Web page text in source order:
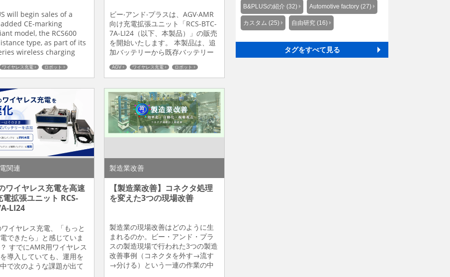
Wireless Power
System for
Equipment
will begin sales of a
CE-marking
model, the RCS600
type, as part of its
wireless charging
achieved cumu...
ワイヤレス充電
ロボット
ビー‧アンド‧プラスは、AGV‧AMR
向け充電拡張ユニット「RCS-BTC-
7A-LI24（以下、本製品）」の販売
を開始いたします。 本製品は、追
加バッテリーから既存バッテリー
トです。急速充電に対応したバッ
テリーを組み合わせることで、実
質的なバッテリー容量の拡張と効
率的な電⼒供給を実現し、稼働時
間の延⻑と充電時間の短縮を同時
に実現します。 ■開発背景 当社は
これまでワ...
AGV ワイヤレス充電
ロボット
関連
ワイヤレス充電を高速
電拡張ユニット RCS-
LI24
イヤレス充電、「もっと
できたら」と感じていま
すでにAMR用ワイヤレス
導入していても、運用を
で次のような課題が出て
製造業改善
【製造業改善】コネクタ処理
を変えた3つの現場改善
製造業の現場改善はどのように生
まれるのか。ビー・アンド・プラ
スの製造現場で行われた3つの製造
改善事例（コネクタを外す→流す
→分ける）という一連の作業の中
B&PLUSの紹介 (32) Automotive factory (27)
カスタム (25) 自由研究 (16)
タグをすべて見る